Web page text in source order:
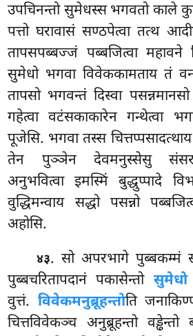
उपचिनन्तो सुमेधस्स भगवतो काले
पत्तो घरावासं सण्ठपेत्वा तत्थ
तापसपब्बज्जं पब्बजित्वा महावने
सुमेधो भगवा विवेककामताय तं
तापसो भगवन्तंदिस्वा
गहेत्वा वटंसकाकारेन गन्थेत्वा
पूजेसि. भगवा तस्स
तेन पुञ्ञेन देवमनुस्सेसु
अनुभवित्वा इमस्मिं बुद्धुप्पादे
वुद्धिमन्वाय सद्धो पसन्नो
अहोसि.
४३. सो अपरभागे पुब्बकम्मं
पुब्बचरितापदानं पकासेन्तो सुमेधो
वुत्तं. विवेकमनुब्रूहन्तोति
चित्तविवेकञ्च अनुब्रूहन्तो वड्ढेन्तो